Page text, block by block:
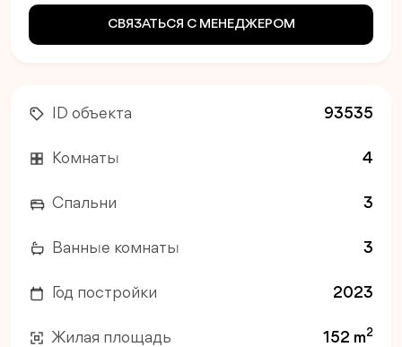
СВЯЗАТЬСЯ С МЕНЕДЖЕРОМ
ID объекта 93535
Комнаты 4
Спальни 3
Ванные комнаты 3
Год постройки 2023
Жилая площадь 152 m2